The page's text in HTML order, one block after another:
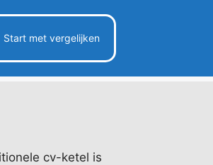
Start met vergelijken
cv-ketel is